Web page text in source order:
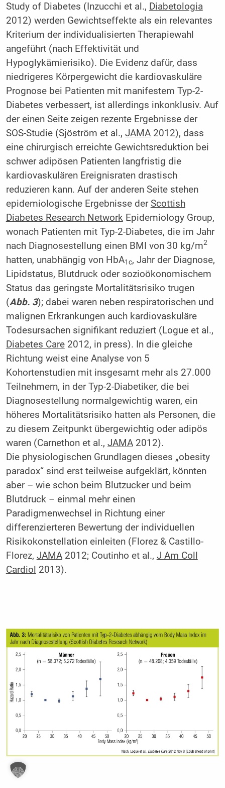
Study of Diabetes (Inzucchi et al., Diabetologia
2012) werden Gewichtseffekte als ein relevantes
Kriterium der individualisierten Therapiewahl
angeführt (nach Effektivität und
Hypoglykämierisiko). Die Evidenz dafür, dass
niedrigeres Körpergewicht die kardiovaskuläre
Prognose bei Patienten mit manifestem Typ-2-
Diabetes verbessert, ist allerdings inkonklusiv. Auf
der einen Seite zeigen rezente Ergebnisse der
SOS-Studie (Sjöström et al., JAMA2012), dass
eine chirurgisch erreichte Gewichtsreduktion bei
schwer adipösen Patienten langfristig die
kardiovaskulären Ereignisraten drastisch
reduzieren kann. Auf der anderen Seite stehen
epidemiologische Ergebnisse derScottish
Diabetes Research NetworkEpidemiology Group,
wonach Patienten mit Typ-2-Diabetes, die im Jahr
nach Diagnosestellung einen BMI von 30 kg/m2
hatten, unabhängig von HbA1c, Jahr der Diagnose,
Lipidstatus, Blutdruck oder sozioökonomischem
Status das geringste Mortalitätsrisiko trugen
(Abb. 3); dabei waren neben respiratorischen und
malignen Erkrankungen auch kardiovaskuläre
Todesursachen signifikant reduziert (Logue et al.,
Diabetes Care2012, in press). In die gleiche
Richtung weist eine Analyse von 5
Kohortenstudien mit insgesamt mehr als 27.000
Teilnehmern, in der Typ-2-Diabetiker, die bei
Diagnosestellung normalgewichtig waren, ein
höheres Mortalitätsrisiko hatten als Personen, die
zu diesem Zeitpunkt übergewichtig oder adipös
waren (Carnethon et al., JAMA2012).
Die physiologischen Grundlagen dieses „obesity
paradox“ sind erst teilweise aufgeklärt, könnten
aber – wie schon beim Blutzucker und beim
Blutdruck – einmal mehr einen
Paradigmenwechsel in Richtung einer
differenzierteren Bewertung der individuellen
Risikokonstellation einleiten (Florez & Castillo-
Florez, JAMA2012; Coutinho et al., J Am Coll
Cardiol 2013).